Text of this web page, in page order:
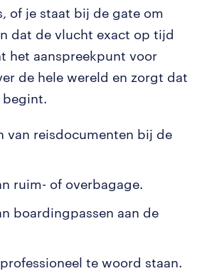
of je staat bij de gate om
dat de vlucht exact op tijd
het aanspreekpunt voor
de hele wereld en zorgt dat
begint.
van reisdocumenten bij de
ruim- of overbagage.
boardingpassen aan de
te woord staan.